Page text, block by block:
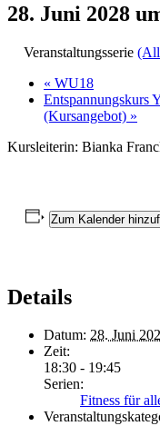
28. Juni 2028
Veranstaltungsserie
« WU18
Entspannungskurs
(Kursangebot) »
Kursleiterin: Bianka
Zum Kalender
Details
Datum: 28. Juni
Zeit:
18:30 - 19:45
Serien:
Fitness für